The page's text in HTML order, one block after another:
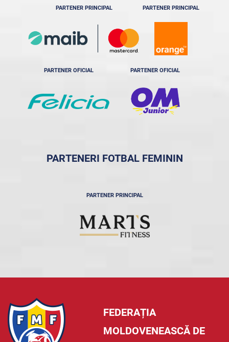
PARTENER PRINCIPAL PARTENER PRINCIPAL
PARTENER OFICIAL PARTENER OFICIAL
PARTENERI FOTBAL FEMININ
PARTENER PRINCIPAL
FEDERAȚIA
MOLDOVENEASCĂ DE